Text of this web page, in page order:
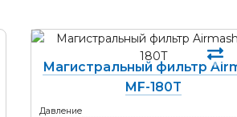
Магистральный фильтр
MF-180T
Давление